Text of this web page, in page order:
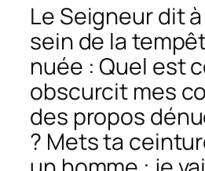
Le Seigneur dit
sein de la
nuée : Quel est
obscurcit mes
des propos
? Mets ta